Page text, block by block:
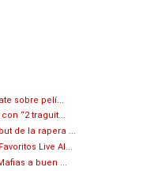
sobre pelí...
“2 traguit...
de la rapera ...
Live Al...
a buen ...